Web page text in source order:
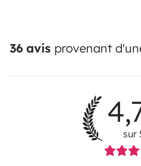
36 avis provenant
sur